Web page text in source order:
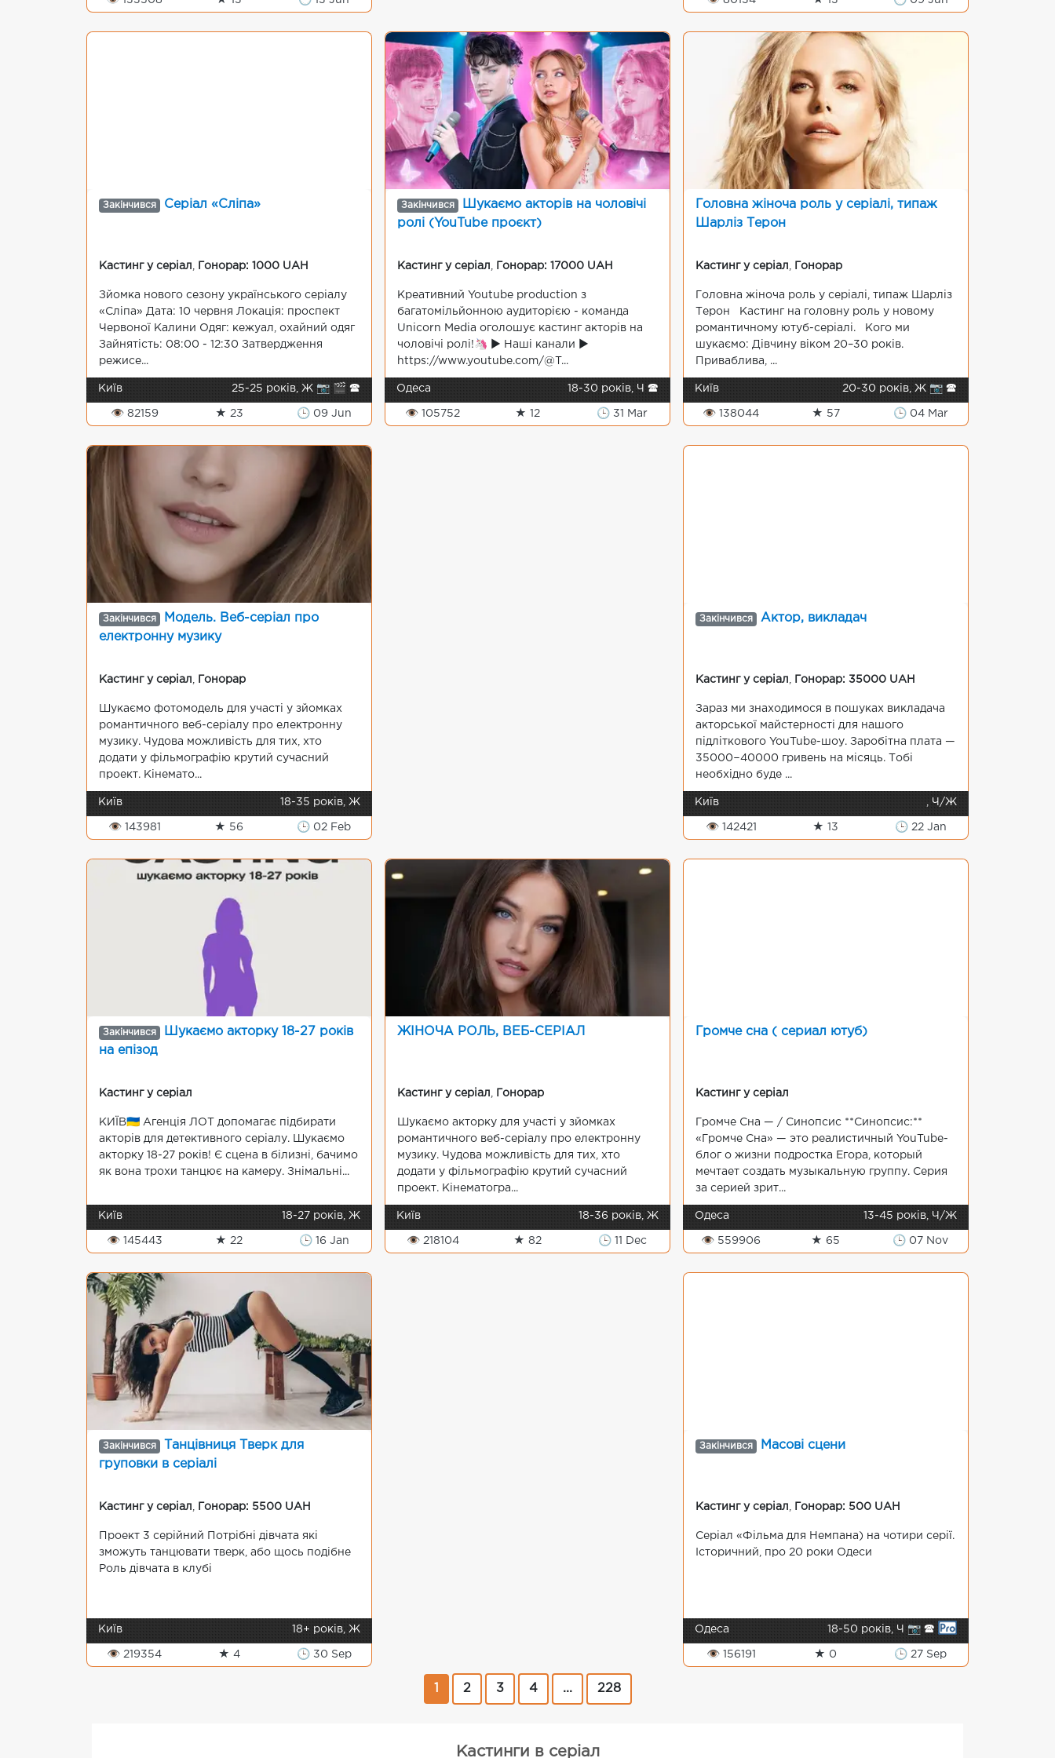
Закінчився Серіал «Сліпа»
Кастинг у серіал Гонорар: 1000 UAH
Зйомка нового сезону українського серіалу
«Сліпа» Дата: 10 червня Локація: проспект
Червоної Калини Одяг: кежуал, охайний одяг
Зайнятість: 08:00 - 12:30 Затвердження
режисе...
Київ 25-25 років, Ж 📷 🎬 🕿
👁 82159 ★ 23 🕒 09 Jun
Закінчився
Шукаємо акторів на чоловічі
ролі (YouTube проєкт)
Кастинг у серіал Гонорар: 17000 UAH
Креативний Youtube production з
багатомільйонною аудиторією - команда
Unicorn Media оголошує кастинг акторів на
чоловічі ролі!🦄 ▶️ Наші канали ▶️
https://www.youtube.com/@T...
Одеса 18-30 років, Ч 🕿
👁 105752 ★ 12 🕒 31 Mar
Головна жіноча роль у серіалі, типаж
Шарліз Терон
Кастинг у серіал Гонорар
Головна жіноча роль у серіалі, типаж Шарліз
Терон Кастинг на головну роль у новому
романтичному ютуб-серіалі. Кого ми
шукаємо: Дівчину віком 20–30 років.
Приваблива, ...
Київ 20-30 років, Ж 📷 🕿
👁 138044 ★ 57 🕒 04 Mar
Закінчився
Модель. Веб-серіал про
електронну музику
Кастинг у серіал Гонорар
Шукаємо фотомодель для участі у зйомках
романтичного веб-серіалу про електронну
музику. Чудова можливість для тих, хто
додати у фільмографію крутий сучасний
проект. Кінемато...
Київ 18-35 років, Ж
👁 143981 ★ 56 🕒 02 Feb
Закінчився Актор, викладач
Кастинг у серіал Гонорар: 35000 UAH
Зараз ми знаходимося в пошуках викладача
акторської майстерності для нашого
підліткового YouTube-шоу. Заробітна плата —
35000−40000 гривень на місяць. Тобі
необхідно буде ...
Київ , Ч/Ж
👁 142421 ★ 13 🕒 22 Jan
Закінчився
Шукаємо акторку 18-27 років
на епізод
Кастинг у серіал
КИЇВ🇺🇦 Агенція ЛОТ допомагає підбирати
акторів для детективного серіалу. Шукаємо
акторку 18-27 років! Є сцена в білизні, бачимо
як вона трохи танцює на камеру. Знімальні...
Київ 18-27 років, Ж
👁 145443 ★ 22 🕒 16 Jan
ЖІНОЧА РОЛЬ, ВЕБ-СЕРІАЛ
Кастинг у серіал Гонорар
Шукаємо акторку для участі у зйомках
романтичного веб-серіалу про електронну
музику. Чудова можливість для тих, хто
додати у фільмографію крутий сучасний
проект. Кінематогра...
Київ 18-36 років, Ж
👁 218104 ★ 82 🕒 11 Dec
Громче сна ( сериал ютуб)
Кастинг у серіал
Громче Сна — / Синопсис **Синопсис:**
«Громче Сна» — это реалистичный YouTube-
блог о жизни подростка Егора, который
мечтает создать музыкальную группу. Серия
за серией зрит...
Одеса 13-45 років, Ч/Ж
👁 559906 ★ 65 🕒 07 Nov
Закінчився
Танцівниця Тверк для
груповки в серіалі
Кастинг у серіал Гонорар: 5500 UAH
Проект 3 серійний Потрібні дівчата які
зможуть танцювати тверк, або щось подібне
Роль дівчата в клубі
Київ 18+ років, Ж
👁 219354 ★ 4 🕒 30 Sep
Закінчився Масові сцени
Кастинг у серіал Гонорар: 500 UAH
Серіал «Фільма для Немпана) на чотири серії.
Історичний, про 20 роки Одеси
Одеса 18-50 років, Ч 📷 🕿
👁 156191 ★ 0 🕒 27 Sep
2 3 4 ... 228
Кастинги в серіал